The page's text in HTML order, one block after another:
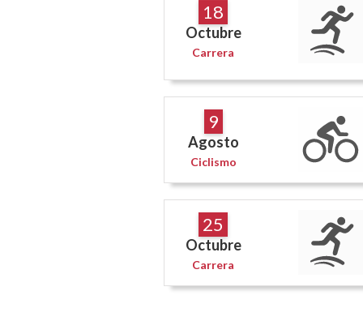
18
Octubre
Carrera
9
Agosto
Ciclismo
25
Octubre
Carrera